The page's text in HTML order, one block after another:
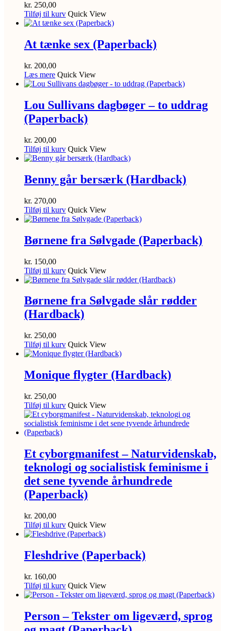
kr. 250,00
Tilføj til kurv Quick View
At tænke sex (Paperback)
kr. 200,00
Læs mere Quick View
Lou Sullivans dagbøger – to uddrag
(Paperback)
kr. 200,00
Tilføj til kurv Quick View
Benny går bersærk (Hardback)
kr. 270,00
Tilføj til kurv Quick View
Børnene fra Sølvgade (Paperback)
kr. 150,00
Tilføj til kurv Quick View
Børnene fra Sølvgade slår rødder
(Hardback)
kr. 250,00
Tilføj til kurv Quick View
Monique flygter (Hardback)
kr. 250,00
Tilføj til kurv Quick View
Et cyborgmanifest – Naturvidenskab,
teknologi og socialistisk feminisme i
det sene tyvende århundrede
(Paperback)
kr. 200,00
Tilføj til kurv Quick View
Fleshdrive (Paperback)
kr. 160,00
Tilføj til kurv Quick View
Person – Tekster om ligeværd, sprog